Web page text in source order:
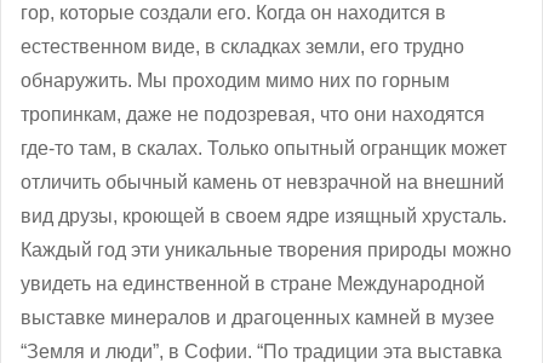
гор, которые создали его. Когда он находится в
естественном виде, в складках земли, его трудно
обнаружить. Мы проходим мимо них по горным
тропинкам, даже не подозревая, что они находятся
где-то там, в скалах. Только опытный огранщик может
отличить обычный камень от невзрачной на внешний
вид друзы, кроющей в своем ядре изящный хрусталь.
Каждый год эти уникальные творения природы можно
увидеть на единственной в стране Международной
выставке минералов и драгоценных камней в музее
“Земля и люди”, в Софии. “По традиции эта выставка